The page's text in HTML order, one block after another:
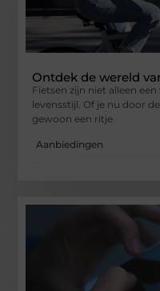
Ontdek de wereld
Fietsen zijn niet alleen
levensstijl. Of je nu door
gewoon een ritje
Aanbiedingen